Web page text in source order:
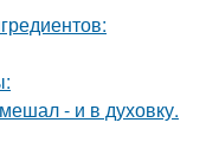
- и в духовку.